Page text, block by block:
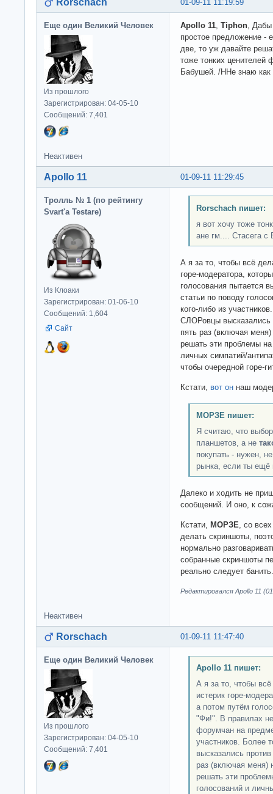
01-09-11 11:19:59
Еще один Великий Человек
Из прошлого
Зарегистрирован: 04-05-10
Сообщений: 7,401
Apollo 11 Tiphon ,
простое предложение -
две, то уж давайте
тоже тонких ценителей
Бабушей. /ННе знаю как
Неактивен
01-09-11 11:29:45
Apollo 11
Тролль № 1 (по рейтингу
Svart'а Testare)
Из Клоаки
Зарегистрирован: 01-06-10
Сообщений: 1,604
Сайт
Rorschach пишет:
я вот хочу тоже
ане гм.... Стасега
А я за то, чтобы всё
горе-модератора,
голосования пытается
статьи по поводу
кого-либо из
СЛОРовцы высказались
пять раз (включая
решать эти проблемы
личных симпатий/
чтобы очередной горе-
Кстати, вот он наш
МОРЗЕ пишет:
Я считаю, что
планшетов, а не
покупать - нужен,
рынка, если ты ещё
Далеко и ходить не
сообщений. И оно, к
Кстати, МОРЗЕ, со
делать скриншоты,
нормально
собранные скриншоты
реально следует банить.
Редактировался Apollo 11
Неактивен
01-09-11 11:47:40
Rorschach
Еще один Великий Человек
Из прошлого
Зарегистрирован: 04-05-10
Сообщений: 7,401
Apollo 11 пишет:
А я за то, чтобы
истерик горе-
а потом путём
"Фи!". В правилах
форумчан на
участников. Более
высказались
раз (включая
решать эти
голосований и